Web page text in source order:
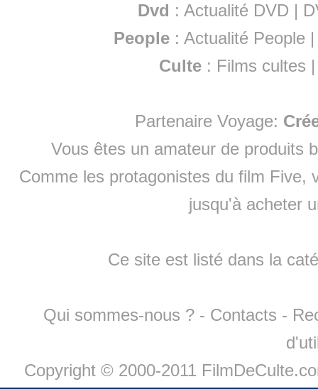
Dvd : Actualité DVD |
People :Actualité People
Culte : Films cultes
Partenaire Voyage:
Vous êtes un amateur de produits
Comme les protagonistes du film Five,
jusqu'à acheter
Ce site est listé dans la
Qui sommes-nous ? - Contacts -
Copyright © 2000-2011